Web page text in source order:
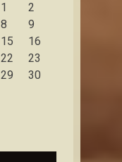
1
2
8
9
15
16
22
23
29
30